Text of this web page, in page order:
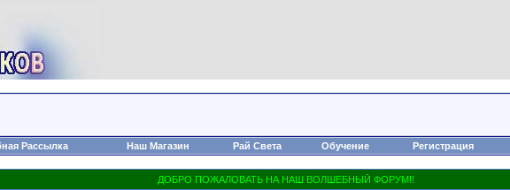
Рассылка Наш Магазин Рай Света Обучение Регистрация